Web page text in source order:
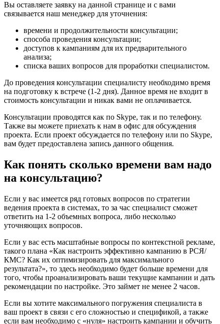
Вы оставляете заявку на данной странице и с вами
связывается наш менеджер для уточнения:
времени и продолжительности консультации;
способа проведения консультации;
доступов к кампаниям для их предварительного
анализа;
списка ваших вопросов для проработки специалистом.
До проведения консультации специалисту необходимо время
на подготовку к встрече (1-2 дня). Данное время не входит в
стоимость консультации и никак вами не оплачивается.
Консультации проводятся как по Skype, так и по телефону.
Также вы можете приехать к нам в офис для обсуждения
проекта. Если проект обсуждается по телефону или по Skype,
вам будет предоставлена запись данного общения.
Как понять сколько времени вам надо
на консультацию?
Если у вас имеется ряд готовых вопросов по стратегии
ведения проекта в системах, то за час специалист сможет
ответить на 1-2 объемных вопроса, либо несколько
уточняющих вопросов.
Если у вас есть масштабные вопросы по контекстной рекламе,
такого плана «Как настроить эффективно кампанию в РСЯ/
КМС? Как их оптимизировать для максимального
результата?», то здесь необходимо будет больше времени для
того, чтобы проанализировать ваши текущие кампании и дать
рекомендации по настройке. Это займет не менее 2 часов.
Если вы хотите максимального погружения специалиста в
ваш проект в связи с его сложностью и спецификой, а также
если вам необходимо с «нуля» настроить кампании и обучить